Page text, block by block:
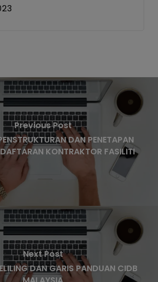
Previous Post
DAN PENETAPAN
KONTRAKTOR FASILITI
Next Post
DAN GARIS PANDUAN CIDB